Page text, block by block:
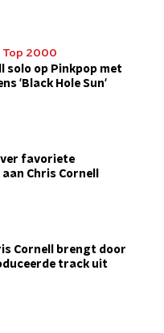
Top 2000
solo op Pinkpop met
'Black Hole Sun'
favoriete
Chris Cornell
Cornell brengt door
track uit